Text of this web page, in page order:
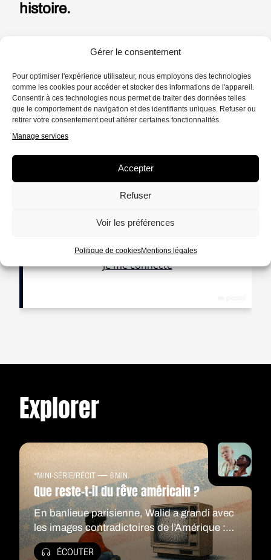
Gérer le consentement
Pour optimiser l'expérience utilisateur, nous employons des technologies
comme les cookies pour accéder et stocker des informations de l'appareil.
Consentir à ces technologies nous permet de traiter des données telles
que le comportement de navigation et des identifiants uniques. Refuser ou
retirer votre consentement peut altérer certaines fonctionnalités.
Manage services
Accepter
Refuser
Voir les préférences
Politique de cookiesMentions légales
histoire.
Aidez-nous à vous raconter le
monde
vous faites vivre une communauté d’auteurs et de
journalistes qui racontent le monde par l’intime !
Explorer
*MINI-SÉRIE/RÉCIT 6 MIN.
Que reste-t-il du rêve américain ?
En banlieue parisienne, Walid a grandi avec
les images contradictoires de l’Amérique :
séries, hip-hop, promesse faite aux
outsiders, mais aussi guerres lointaines et
ÉCOUTER